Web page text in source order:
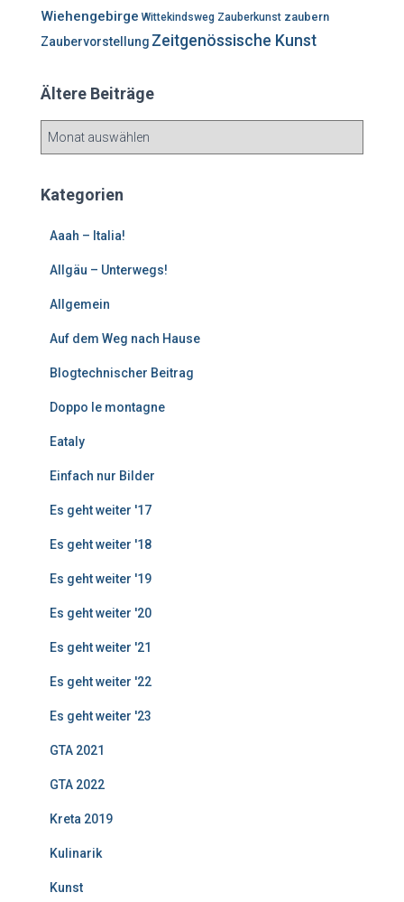
Wiehengebirge Wittekindsweg Zauberkunst zaubern
Zaubervorstellung Zeitgenössische Kunst
Ältere Beiträge
e
Kategorien
Aaah – Italia!
Allgäu – Unterwegs!
Allgemein
Auf dem Weg nach Hause
Blogtechnischer Beitrag
Doppo le montagne
Eataly
Einfach nur Bilder
Es geht weiter '17
Es geht weiter '18
Es geht weiter '19
Es geht weiter '20
Es geht weiter '21
Es geht weiter '22
Es geht weiter '23
GTA 2021
GTA 2022
Kreta 2019
Kulinarik
Kunst